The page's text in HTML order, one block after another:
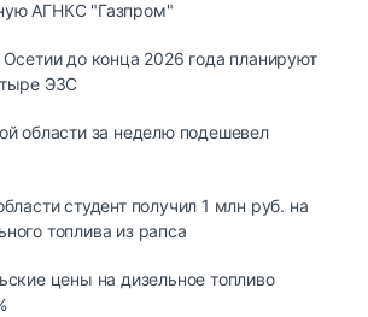
АГНКС "Газпром"
до конца 2026 года планируют
ЭЗС
области за неделю подешевел
студент получил 1 млн руб. на
топлива из рапса
цены на дизельное топливо